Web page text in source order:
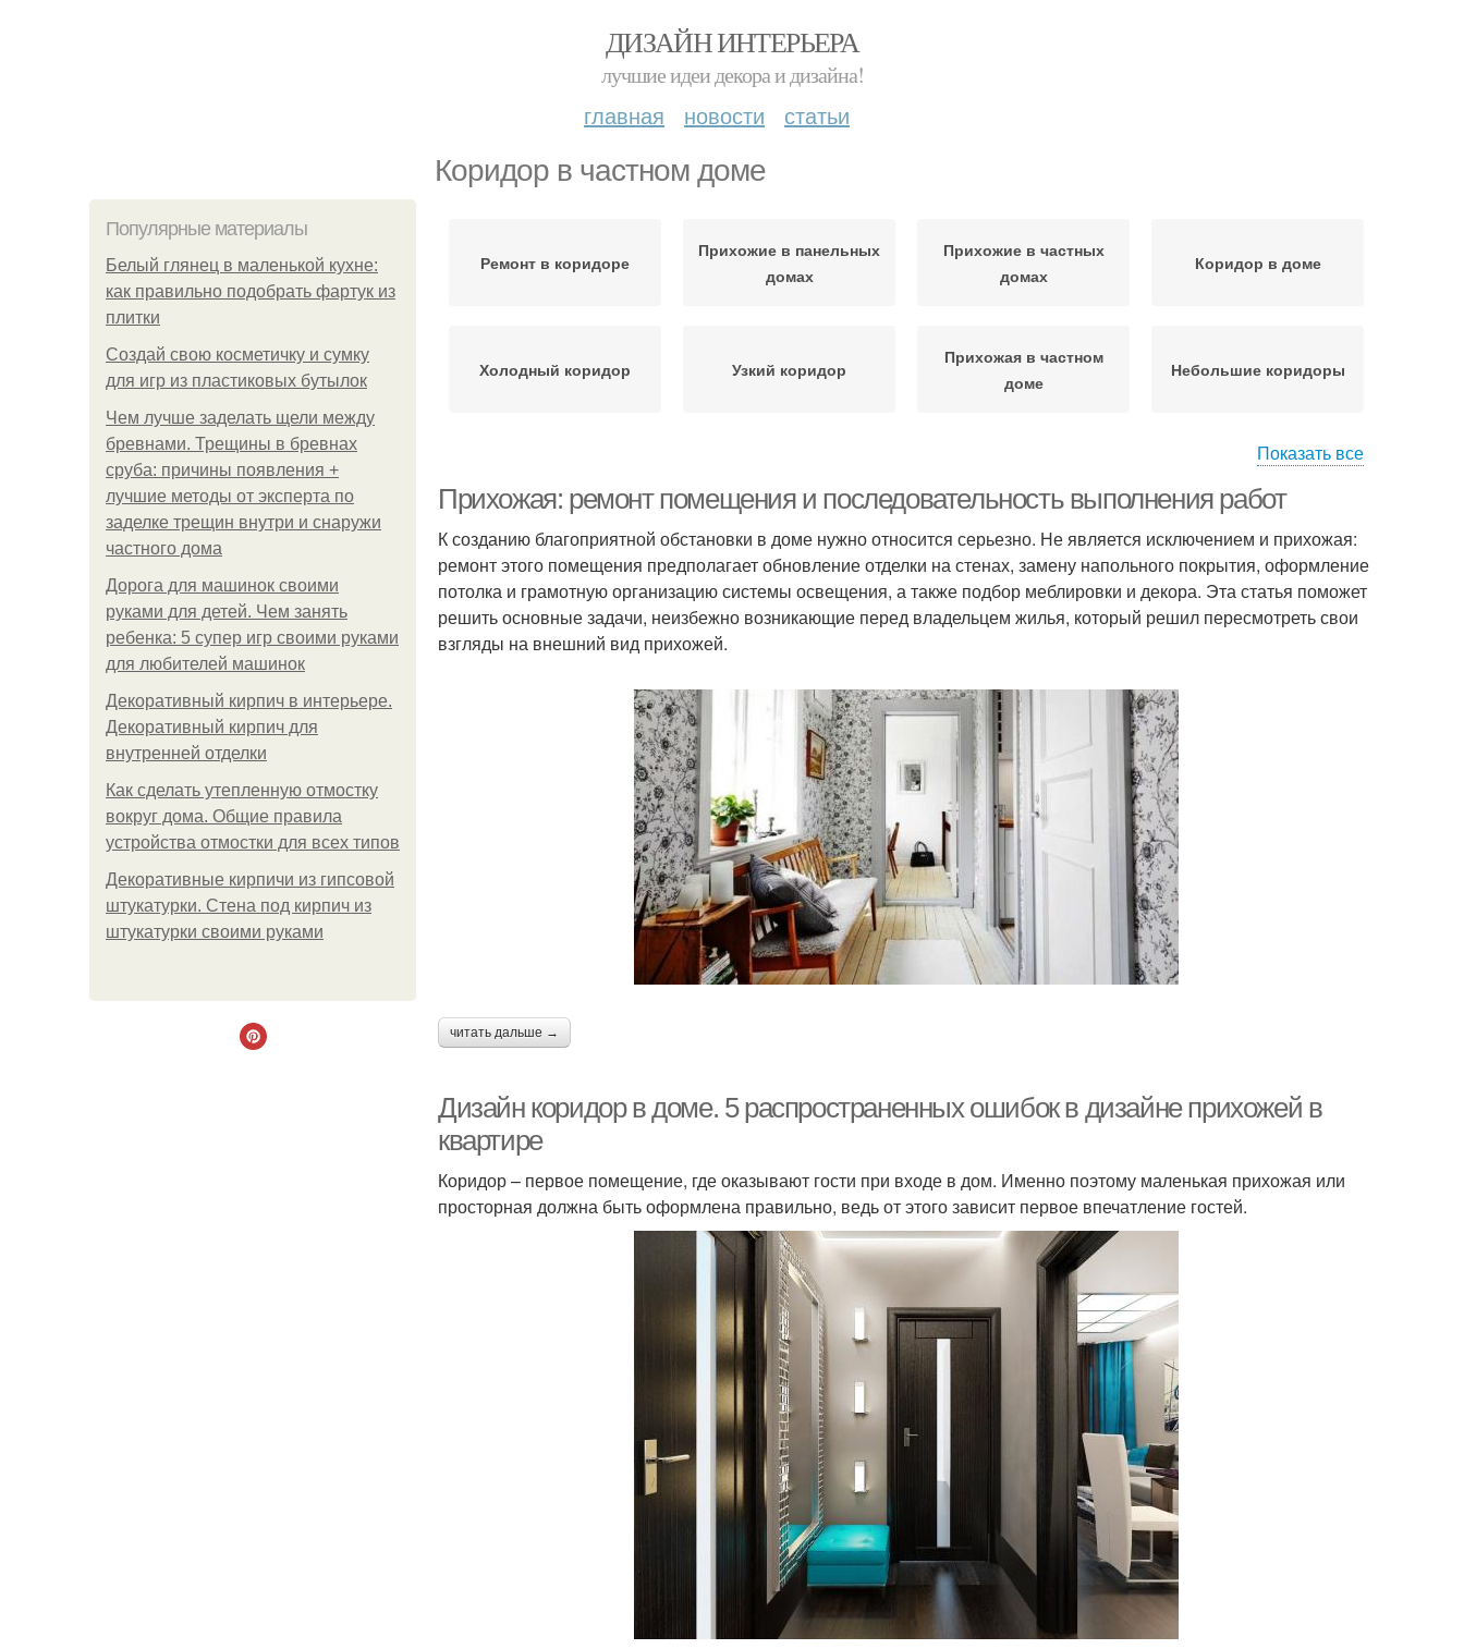
ДИЗАЙН ИНТЕРЬЕРА
лучшие идеи декора и дизайна!
главная новости статьи
Коридор в частном доме
Популярные материалы
Белый глянец в маленькой кухне:
как правильно подобрать фартук из
плитки
Создай свою косметичку и сумку
для игр из пластиковых бутылок
Чем лучше заделать щели между
бревнами. Трещины в бревнах
сруба: причины появления +
лучшие методы от эксперта по
заделке трещин внутри и снаружи
частного дома
Дорога для машинок своими
руками для детей. Чем занять
ребенка: 5 супер игр своими руками
для любителей машинок
Декоративный кирпич в интерьере.
Декоративный кирпич для
внутренней отделки
Как сделать утепленную отмостку
вокруг дома. Общие правила
устройства отмостки для всех типов
Декоративные кирпичи из гипсовой
штукатурки. Стена под кирпич из
штукатурки своими руками
Ремонт в коридоре
Прихожие в панельных
домах
Прихожие в частных
домах
Коридор в доме
Холодный коридор Узкий коридор
Прихожая в частном
доме
Небольшие коридоры
коридор
коридора
Показать все
Прихожая: ремонт помещения и последовательность выполнения работ
К созданию благоприятной обстановки в доме нужно относится серьезно. Не является исключением и прихожая:
ремонт этого помещения предполагает обновление отделки на стенах, замену напольного покрытия, оформление
потолка и грамотную организацию системы освещения, а также подбор меблировки и декора. Эта статья поможет
решить основные задачи, неизбежно возникающие перед владельцем жилья, который решил пересмотреть свои
взгляды на внешний вид прихожей.
читать дальше →
Дизайн коридор в доме. 5 распространенных ошибок в дизайне прихожей в
квартире
Коридор – первое помещение, где оказывают гости при входе в дом. Именно поэтому маленькая прихожая или
просторная должна быть оформлена правильно, ведь от этого зависит первое впечатление гостей.